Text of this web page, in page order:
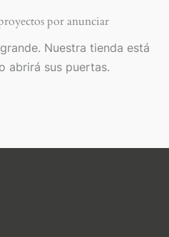
por anunciar
Nuestra tienda está
abrirá sus puertas.